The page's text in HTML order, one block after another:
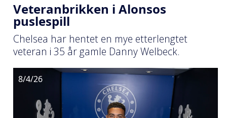
Veteranbrikken i Alonsos
puslespill
Chelsea har hentet en mye etterlengtet
veteran i 35 år gamle Danny Welbeck.
8/4/26